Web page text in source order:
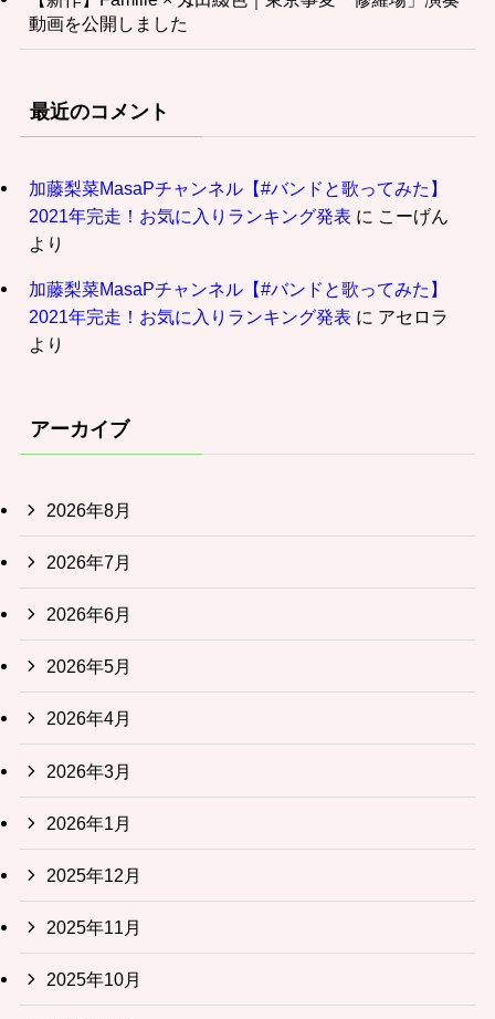
動画を公開しました
最近のコメント
加藤梨菜MasaPチャンネル【#バンドと歌ってみた】
2021年完走！お気に入りランキング発表 に こーげん
より
加藤梨菜MasaPチャンネル【#バンドと歌ってみた】
2021年完走！お気に入りランキング発表 に アセロラ
より
アーカイブ
2026年8月
2026年7月
2026年6月
2026年5月
2026年4月
2026年3月
2026年1月
2025年12月
2025年11月
2025年10月